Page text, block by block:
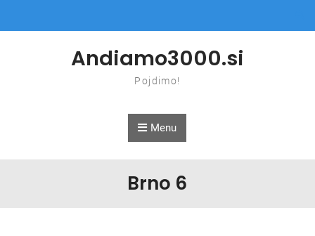
Andiamo3000.si
Pojdimo!
Menu
Brno 6